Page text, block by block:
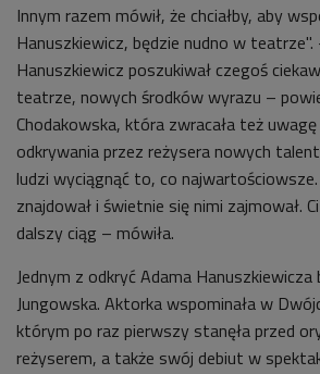
Innym razem mówił, że chciałby, aby
Hanuszkiewicz, będzie nudno w teatrze".
Hanuszkiewicz poszukiwał czegoś
teatrze, nowych środków wyrazu –
Chodakowska, która zwracała też
odkrywania przez reżysera nowych
ludzi wyciągnąć to, co
znajdował i świetnie się nimi zajmował.
dalszy ciąg – mówiła.
Jednym z odkryć Adama Hanuszkiewicza
Jungowska. Aktorka wspominała w
którym po raz pierwszy stanęła przed
reżyserem, a także swój debiut w